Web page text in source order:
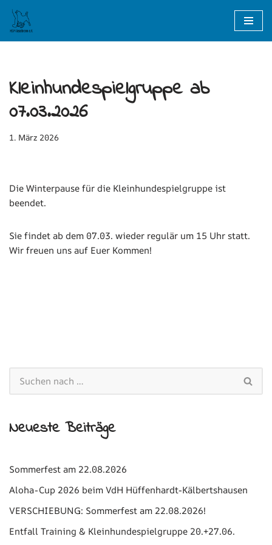
Zum
Kleinhundespielgruppe ab
07.03.2026
1. März 2026
Die Winterpause für die Kleinhundespielgruppe ist
beendet.
Sie findet ab dem 07.03. wieder regulär um 15 Uhr statt.
Wir freuen uns auf Euer Kommen!
Neueste Beiträge
Sommerfest am 22.08.2026
Aloha-Cup 2026 beim VdH Hüffenhardt-Kälbertshausen
VERSCHIEBUNG: Sommerfest am 22.08.2026!
Entfall Training & Kleinhundespielgruppe 20.+27.06.